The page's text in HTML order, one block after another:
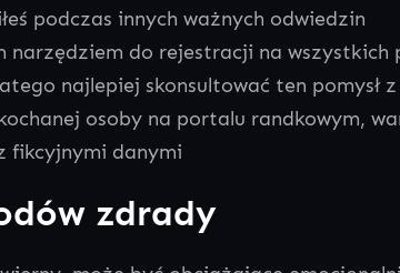
podczas innych ważnych odwiedzin
do rejestracji na wszystkich
najlepiej skonsultować ten pomysł
osoby na portalu randkowym,
fikcyjnymi danymi
zdrady